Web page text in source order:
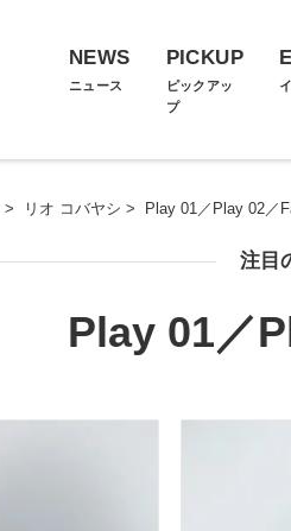
NEWS
ニュース
PICKUP
ピックアッ
プ
> リオ コバヤシ > Play 01／Play 02／
注目
Play 01／